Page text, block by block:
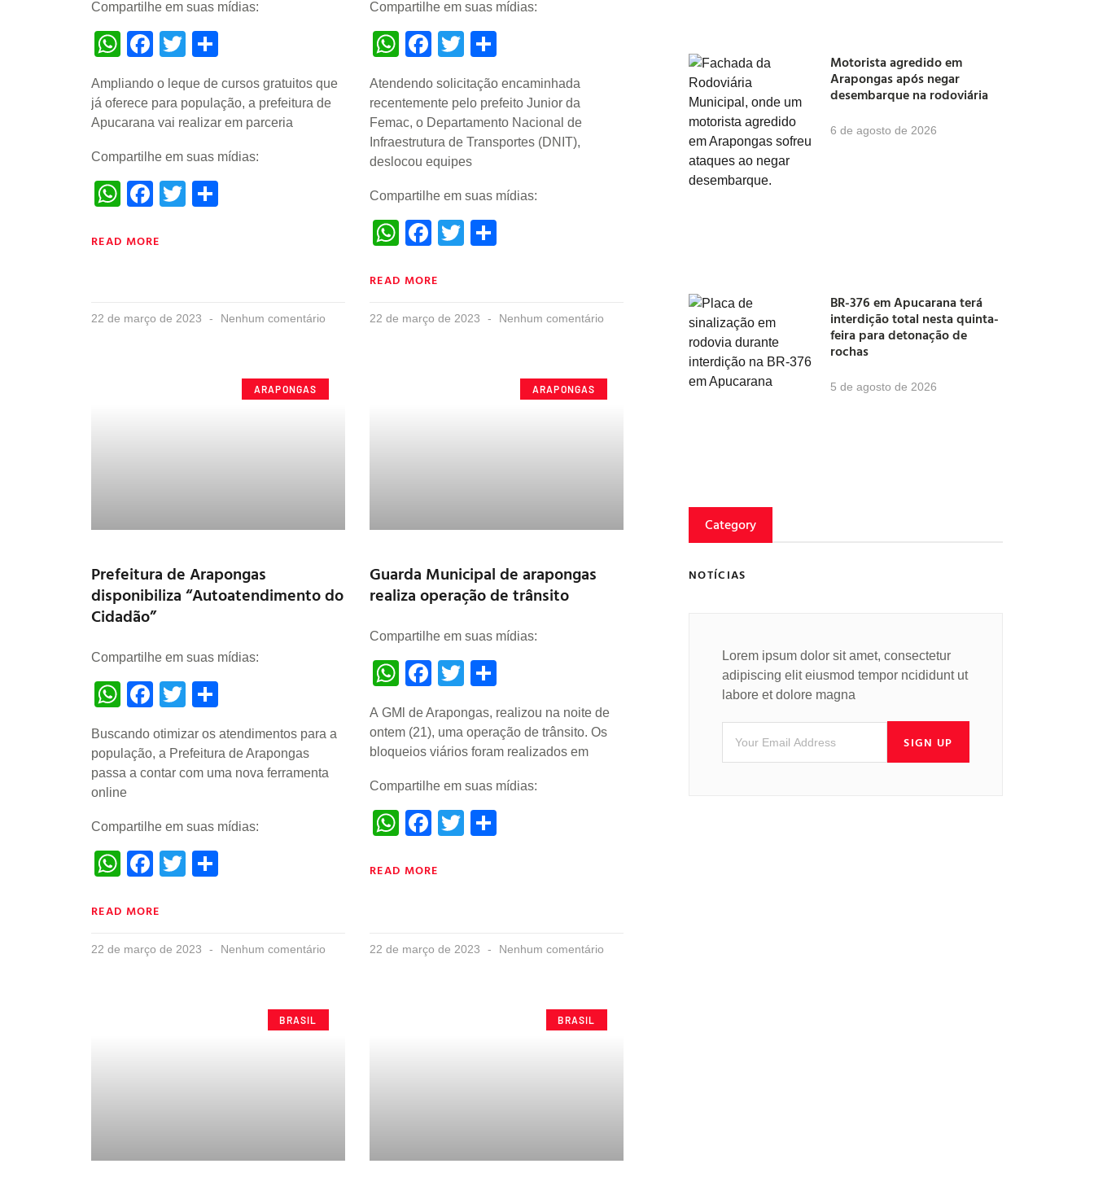
Compartilhe em suas mídias:
WhatsApp
Facebook
Twitter
Ampliando o leque de cursos gratuitos que
já oferece para população, a prefeitura de
Apucarana vai realizar em parceria
Compartilhe em suas mídias:
WhatsApp
Facebook
Twitter
READ MORE
22 de março de 2023 Nenhum comentário
Compartilhe em suas mídias:
WhatsApp
Facebook
Twitter
Atendendo solicitação encaminhada
recentemente pelo prefeito Junior da
Femac, o Departamento Nacional de
Infraestrutura de Transportes (DNIT),
deslocou equipes
Compartilhe em suas mídias:
WhatsApp
Facebook
Twitter
READ MORE
22 de março de 2023 Nenhum comentário
ARAPONGAS
Prefeitura de Arapongas
disponibiliza “Autoatendimento do
Cidadão”
Compartilhe em suas mídias:
WhatsApp
Facebook
Twitter
Buscando otimizar os atendimentos para a
população, a Prefeitura de Arapongas
passa a contar com uma nova ferramenta
online
Compartilhe em suas mídias:
WhatsApp
Facebook
Twitter
READ MORE
22 de março de 2023 Nenhum comentário
ARAPONGAS
Guarda Municipal de arapongas
realiza operação de trânsito
Compartilhe em suas mídias:
WhatsApp
Facebook
Twitter
A GMl de Arapongas, realizou na noite de
ontem (21), uma operação de trânsito. Os
bloqueios viários foram realizados em
Compartilhe em suas mídias:
WhatsApp
Facebook
Twitter
READ MORE
22 de março de 2023 Nenhum comentário
BRASIL BRASIL
Motorista agredido em
Arapongas após negar
desembarque na rodoviária
6 de agosto de 2026
BR-376 em Apucarana terá
interdição total nesta quinta-
feira para detonação de
rochas
5 de agosto de 2026
Category
NOTÍCIAS
Lorem ipsum dolor sit amet, consectetur
adipiscing elit eiusmod tempor ncididunt ut
labore et dolore magna
SIGN UP